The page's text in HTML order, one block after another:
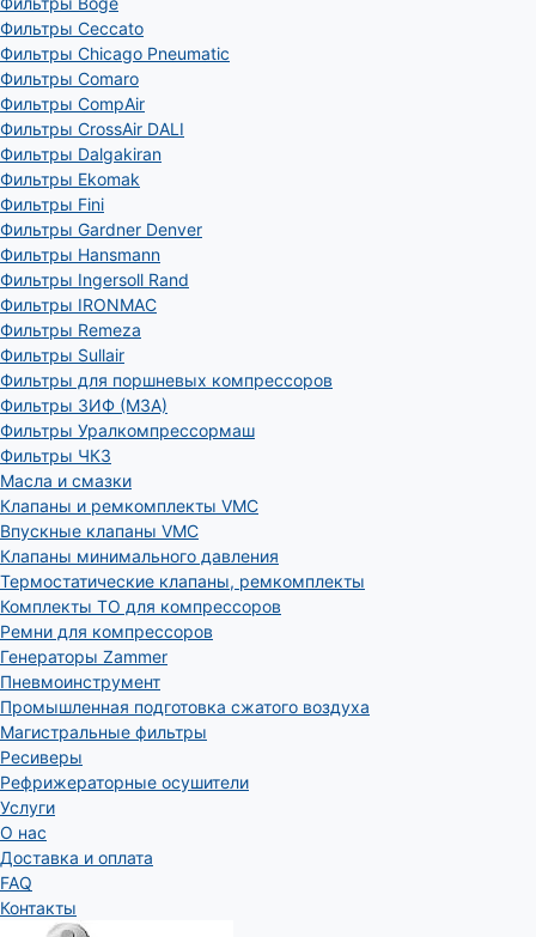
Фильтры Ceccato
Фильтры Chicago Pneumatic
Фильтры Comaro
Фильтры CompAir
Фильтры CrossAir DALI
Фильтры Dalgakiran
Фильтры Ekomak
Фильтры Fini
Фильтры Gardner Denver
Фильтры Hansmann
Фильтры Ingersoll Rand
Фильтры IRONMAC
Фильтры Remeza
Фильтры Sullair
Фильтры для поршневых компрессоров
Фильтры ЗИФ (МЗА)
Фильтры Уралкомпрессормаш
Фильтры ЧКЗ
Масла и смазки
Клапаны и ремкомплекты VMC
Впускные клапаны VMC
Клапаны минимального давления
Термостатические клапаны, ремкомплекты
Комплекты ТО для компрессоров
Ремни для компрессоров
Генераторы Zammer
Пневмоинструмент
Промышленная подготовка сжатого воздуха
Магистральные фильтры
Ресиверы
Рефрижераторные осушители
Услуги
О нас
Доставка и оплата
FAQ
Контакты